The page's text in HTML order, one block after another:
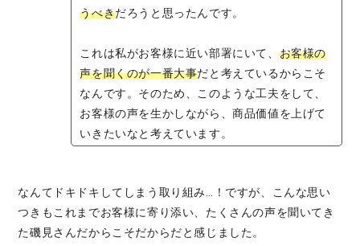
うべきだろうと思ったんです。
これは私がお客様に近い部署にいて、 お客様の
声を聞くのが一番大事だと考えているからこそ
なんです。そのため、このような工夫をして、
お客様の声を生かしながら、商品価値を上げて
いきたいなと考えています。
なんてドキドキしてしまう取り組み…！ですが、こんな思い
つきもこれまでお客様に寄り添い、たくさんの声を聞いてき
た磯見さんだからこそだからだと感じました。